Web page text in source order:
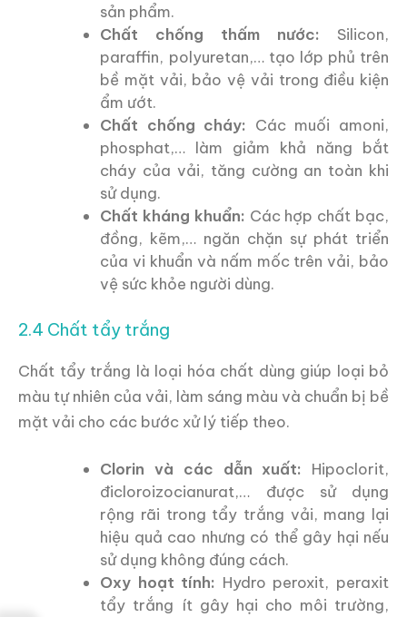
sản phẩm.
Chất chống thấm nước: Silicon,
paraffin, polyuretan,… tạo lớp phủ trên
bề mặt vải, bảo vệ vải trong điều kiện
ẩm ướt.
Chất chống cháy: Các muối amoni,
phosphat,… làm giảm khả năng bắt
cháy của vải, tăng cường an toàn khi
sử dụng.
Chất kháng khuẩn: Các hợp chất bạc,
đồng, kẽm,… ngăn chặn sự phát triển
của vi khuẩn và nấm mốc trên vải, bảo
vệ sức khỏe người dùng.
2.4 Chất tẩy trắng
Chất tẩy trắng là loại hóa chất dùng giúp loại bỏ
màu tự nhiên của vải, làm sáng màu và chuẩn bị bề
mặt vải cho các bước xử lý tiếp theo.
Clorin và các dẫn xuất: Hipoclorit,
đicloroizocianurat,… được sử dụng
rộng rãi trong tẩy trắng vải, mang lại
hiệu quả cao nhưng có thể gây hại nếu
sử dụng không đúng cách.
Oxy hoạt tính: Hydro peroxit, peraxit
tẩy trắng ít gây hại cho môi trường,